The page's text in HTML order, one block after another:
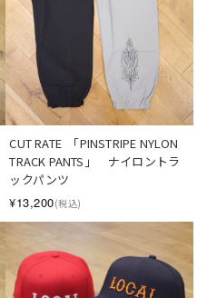
CUT RATE  「PINSTRIPE NYLON
TRACK PANTS」　ナイロントラ
ックパンツ
¥13,200(税込)